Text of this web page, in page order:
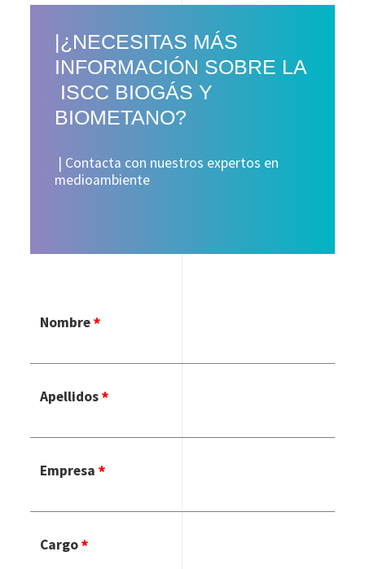
|¿NECESITAS MÁS
INFORMACIÓN SOBRE LA
ISCC BIOGÁS Y
BIOMETANO?
| Contacta con nuestros expertos en
medioambiente
Nombre
Apellidos
Empresa
Cargo